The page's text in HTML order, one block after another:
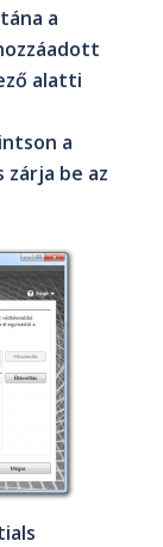
a
alatti
a
zárja be az